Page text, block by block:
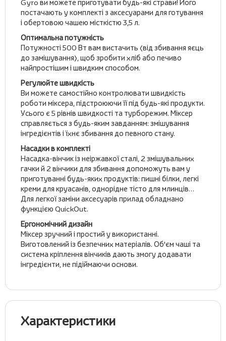
Gyro ви можете приготувати будь-які страви! Його
постачають у комплекті з аксесуарами для готування
і обертовою чашею місткістю 3,5 л.
Оптимальна потужність
Потужності 500 Вт вам вистачить (від збивання яєць
до замішування), щоб зробити хліб або печиво
найпростішим і швидким способом.
Регулюйте швидкість
Ви можете самостійно контролювати швидкість
роботи міксера, підстроюючи її під будь-які продукти.
Усього є 5 рівнів швидкості та турборежим. Міксер
справляється з будь-яким завданням: змішування
інгредієнтів і їхнє збивання до певного стану.
Насадки в комплекті
Насадка-вінчик із неіржавкої сталі, 2 змішувальних
гачки й 2 вінчики для збивання допоможуть вам у
приготуванні будь-яких продуктів: пишні білки, легкі
креми для круасанів, однорідне тісто для млинців…
Для легкої заміни аксесуарів прилад обладнано
функцією QuickOut.
Ергономічний дизайн
Міксер зручний і простий у використанні.
Виготовлений із безпечних матеріалів. Об'єм чаші та
система кріплення вінчиків дають змогу додавати
інгредієнти, не підіймаючи основи.
Характеристики